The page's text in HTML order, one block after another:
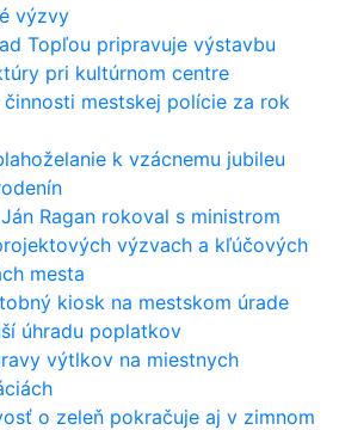
výzvy
Topľou pripravuje výstavbu
pri kultúrnom centre
činnosti mestskej polície za rok
k vzácnemu jubileu
Ragan rokoval s ministrom
výzvach a kľúčových
mesta
kiosk na mestskom úrade
úhradu poplatkov
výtlkov na miestnych
o zeleň pokračuje aj v zimnom